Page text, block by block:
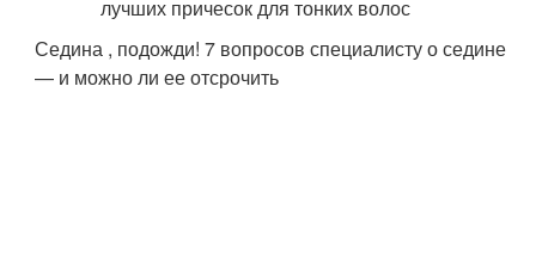
Седина , подожди! 7 вопросов специалисту о седине
— и можно ли ее отсрочить